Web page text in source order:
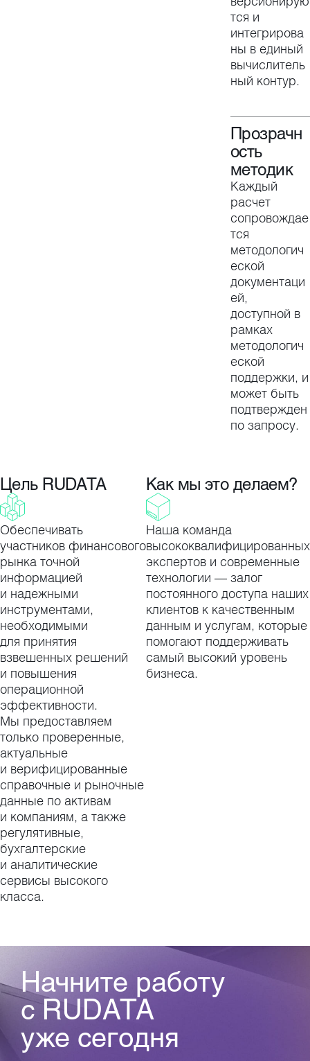
тся и
интегрирова
ны в единый
вычислитель
ный контур.
Прозрачн
ость
методик
Каждый
расчет
сопровождае
тся
методологич
еской
документаци
ей,
доступной в
рамках
методологич
еской
поддержки, и
может быть
подтвержден
по запросу.
Цель RUDATA
Обеспечивать
участников финансового
рынка точной
информацией
и надежными
инструментами,
необходимыми
для принятия
взвешенных решений
и повышения
операционной
эффективности.
Мы предоставляем
только проверенные,
актуальные
и верифицированные
справочные и рыночные
данные по активам
и компаниям, а также
регулятивные,
бухгалтерские
и аналитические
сервисы высокого
класса.
Как мы это делаем?
Наша команда
высококвалифицированных
экспертов и современные
технологии — залог
постоянного доступа наших
клиентов к качественным
данным и услугам, которые
помогают поддерживать
самый высокий уровень
бизнеса.
Начните работу
с RUDATA
уже сегодня